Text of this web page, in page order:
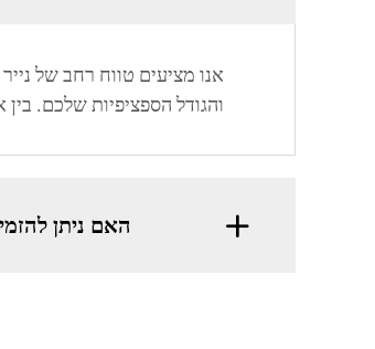
אנו מציעים טווח רחב של
והגודל הספציפיות שלכם.
האם ניתן